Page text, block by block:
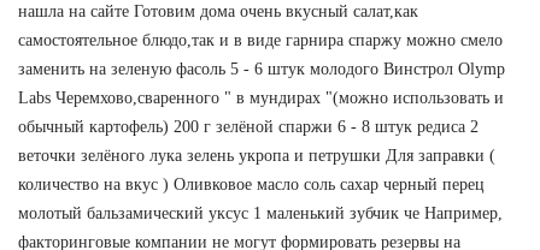
нашла на сайте Готовим дома очень вкусный салат,как
самостоятельное блюдо,так и в виде гарнира спаржу можно смело
заменить на зеленую фасоль 5 - 6 штук молодого Винстрол Olymp
Labs Черемхово,сваренного " в мундирах "(можно использовать и
обычный картофель) 200 г зелёной спаржи 6 - 8 штук редиса 2
веточки зелёного лука зелень укропа и петрушки Для заправки (
количество на вкус ) Оливковое масло соль сахар черный перец
молотый бальзамический уксус 1 маленький зубчик че Например,
факторинговые компании не могут формировать резервы на